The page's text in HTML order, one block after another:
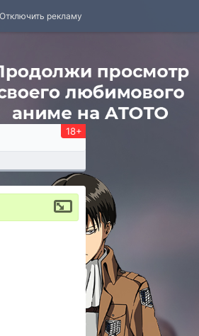
Отключить рекламу
18+